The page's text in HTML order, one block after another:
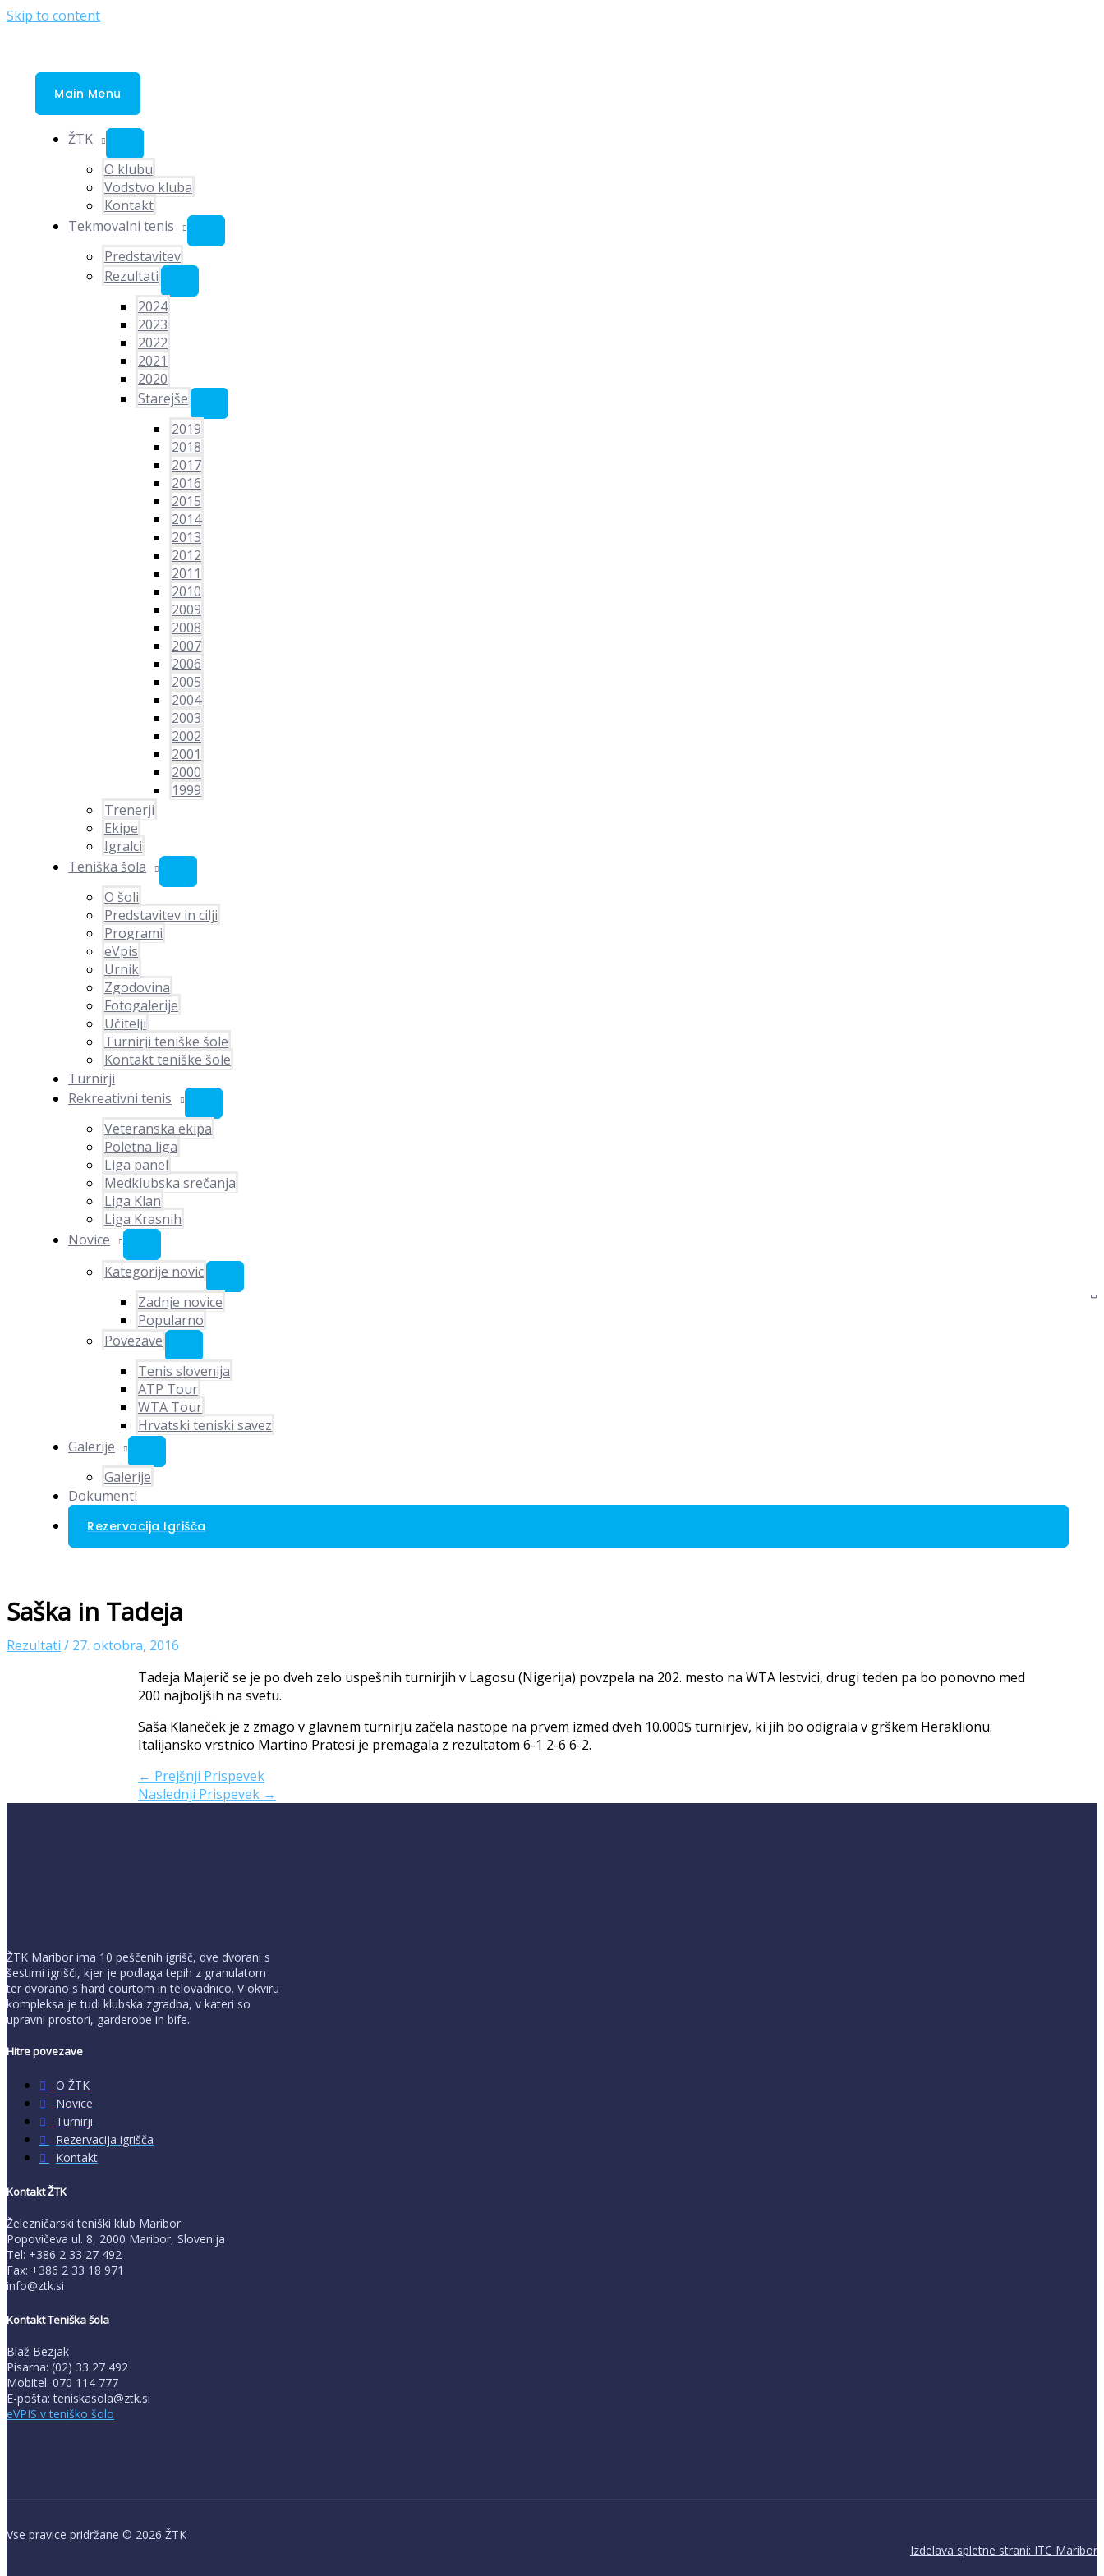
Skip to content
Main Menu
ŽTK
O klubu
Vodstvo kluba
Kontakt
Tekmovalni tenis
Predstavitev
Rezultati
2024
2023
2022
2021
2020
Starejše
2019
2018
2017
2016
2015
2014
2013
2012
2011
2010
2009
2008
2007
2006
2005
2004
2003
2002
2001
2000
1999
Trenerji
Ekipe
Igralci
Teniška šola
O šoli
Predstavitev in cilji
Programi
eVpis
Urnik
Zgodovina
Fotogalerije
Učitelji
Turnirji teniške šole
Kontakt teniške šole
Turnirji
Rekreativni tenis
Veteranska ekipa
Poletna liga
Liga panel
Medklubska srečanja
Liga Klan
Liga Krasnih
Novice
Kategorije novic
Zadnje novice
Popularno
Povezave
Tenis slovenija
ATP Tour
WTA Tour
Hrvatski teniski savez
Galerije
Galerije
Dokumenti
Rezervacija Igrišča
Saška in Tadeja
Rezultati / 27. oktobra, 2016
Tadeja Majerič se je po dveh zelo uspešnih turnirjih v Lagosu (Nigerija) povzpela na 202. mesto na WTA lestvici, drugi teden pa bo ponovno med
200 najboljših na svetu.
Saša Klaneček je z zmago v glavnem turnirju začela nastope na prvem izmed dveh 10.000$ turnirjev, ki jih bo odigrala v grškem Heraklionu.
Italijansko vrstnico Martino Pratesi je premagala z rezultatom 6-1 2-6 6-2.
← Prejšnji Prispevek
Naslednji Prispevek →
ŽTK Maribor ima 10 peščenih igrišč, dve dvorani s
šestimi igrišči, kjer je podlaga tepih z granulatom
ter dvorano s hard courtom in telovadnico. V okviru
kompleksa je tudi klubska zgradba, v kateri so
upravni prostori, garderobe in bife.
Hitre povezave
O ŽTK
Novice
Turnirji
Rezervacija igrišča
Kontakt
Kontakt ŽTK
Železničarski teniški klub Maribor
Popovičeva ul. 8, 2000 Maribor, Slovenija
Tel: +386 2 33 27 492
Fax: +386 2 33 18 971
info@ztk.si
Kontakt Teniška šola
Blaž Bezjak
Pisarna: (02) 33 27 492
Mobitel: 070 114 777
E-pošta: teniskasola@ztk.si
eVPIS v teniško šolo
Vse pravice pridržane © 2026 ŽTK
Izdelava spletne strani: ITC Maribor